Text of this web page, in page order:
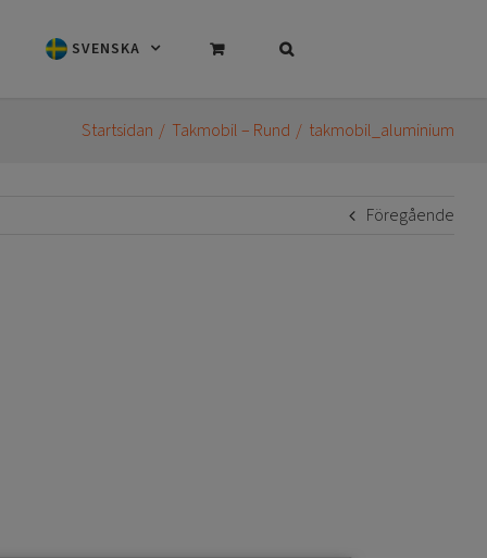
SVENSKA
Startsidan Takmobil – Rund takmobil_aluminium
Föregående